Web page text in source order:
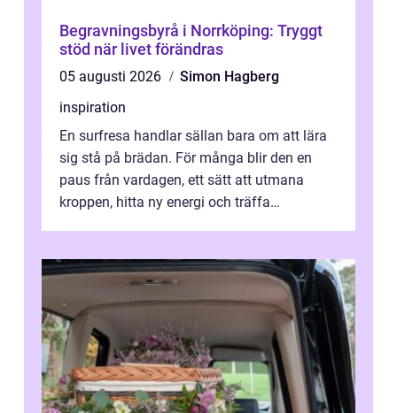
Begravningsbyrå i Norrköping: Tryggt
stöd när livet förändras
05 augusti 2026
Simon Hagberg
inspiration
En surfresa handlar sällan bara om att lära
sig stå på brädan. För många blir den en
paus från vardagen, ett sätt att utmana
kroppen, hitta ny energi och träffa